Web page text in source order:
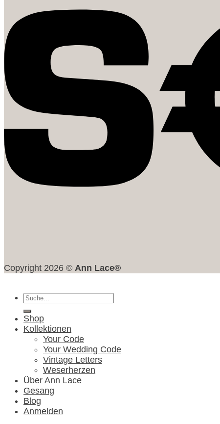
Copyright 2026 © Ann Lace®
Suche
Shop
Kollektionen
Your Code
Your Wedding Code
Vintage Letters
Weserherzen
Über Ann Lace
Gesang
Blog
Anmelden